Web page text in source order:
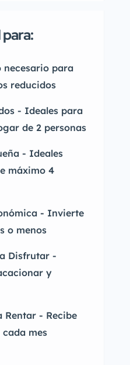
necesario para
reducidos
- Ideales para
de 2 personas
- Ideales
máximo 4
- Invierte
o menos
Disfrutar -
y
- Recibe
mes